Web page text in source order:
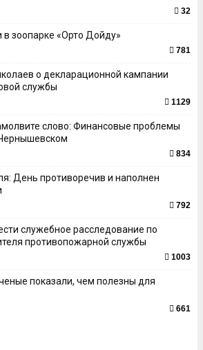
32
зоопарке «Орто Дойду»
781
о декларационной кампании
службы
1129
слово: Финансовые проблемы
834
День противоречив и наполнен
792
служебное расследование по
противопожарной службы
1003
показали, чем полезны для
661